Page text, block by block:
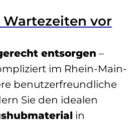
Wartezeiten vor
entsorgen –
im Rhein-Main-
benutzerfreundliche
Sie den idealen
in